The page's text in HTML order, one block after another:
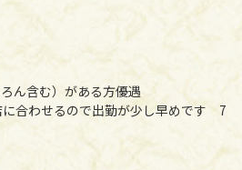
ん含む）がある方優遇
合わせるので出勤が少し早めです 7